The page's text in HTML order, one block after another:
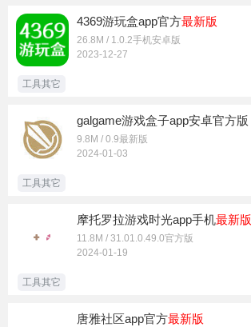
4369游玩盒app官方最新版
26.8M / 1.0.2手机安卓版
2023-12-27
工具其它
galgame游戏盒子app安卓官方版
9.8M / 0.9最新版
2024-01-03
工具其它
摩托罗拉游戏时光app手机最新版
11.8M / 31.01.0.49.0官方版
2024-01-19
工具其它
唐雅社区app官方最新版